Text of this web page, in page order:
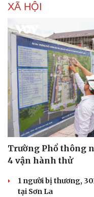
XÃ HỘI
Trường Phổ thông
4 vận hành thử
1 người bị thương,
tại Sơn La